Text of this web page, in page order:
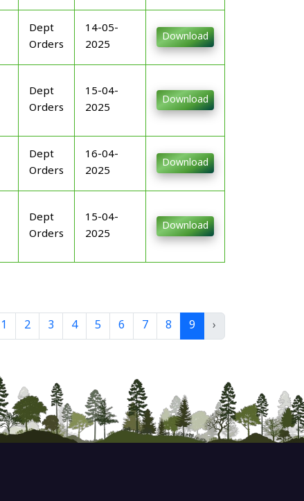
Dept
Orders
14-05-
2025
Download
Dept
Orders
15-04-
2025
Download
Dept
Orders
16-04-
2025
Download
Dept
Orders
15-04-
2025
Download
1 2 3 4 5 6 7 8 9 ›